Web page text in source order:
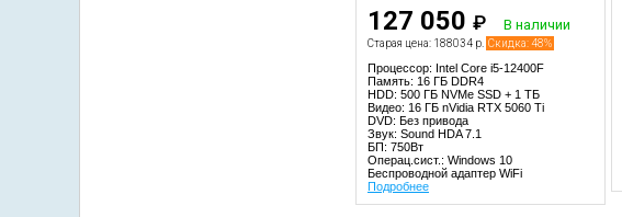
127 050 ₽ В наличии
Старая цена: 188034 р. Скидка: 48%
Процессор: Intel Core i5-12400F
Память: 16 ГБ DDR4
HDD: 500 ГБ NVMe SSD + 1 TБ
Видео: 16 ГБ nVidia RTX 5060 Ti
DVD: Без привода
Звук: Sound HDA 7.1
БП: 750Вт
Операц.сист.: Windows 10
Беспроводной адаптер WiFi
Подробнее